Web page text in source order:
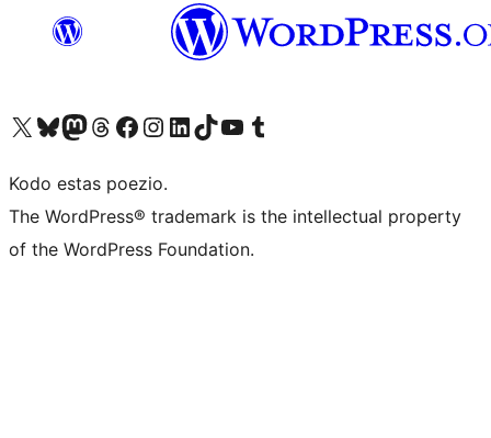
Visit our X (formerly Twitter) account
Visit our Bluesky account
Visit our Mastodon account
Visit our Threads account
Visit our Facebook page
Visit our Instagram account
Visit our LinkedIn account
Visit our TikTok account
Visit our YouTube channel
Visit our Tumblr account
Kodo estas poezio.
The WordPress® trademark is the intellectual property
of the WordPress Foundation.